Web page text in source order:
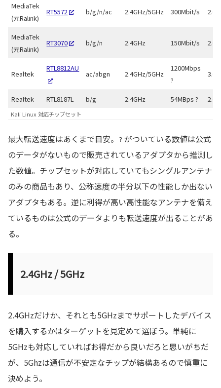
MediaTek
(元Ralink)
RT5572 b/g/n/ac 2.4GHz/5GHz 300Mbit/s 2.0
MediaTek
(元Ralink)
RT3070 b/g/n 2.4GHz 150Mbit/s 2.0
Realtek
RTL8812AU
ac/abgn 2.4GHz/5GHz
1200Mbps
?
3.0
Realtek RTL8187L b/g 2.4GHz 54MBps ? 2.0
Kali Linux 対応チップセット
最大転送速度はあくまで目安。 ? がついている数値は公式
のデータがないもので販売されているアダプタから推測し
た数値。チップセットが対応していてもシングルアンテナ
のみの商品もあり、公称速度の半分以下の性能しか出ない
アダプタもある。逆に利得が高い高性能なアンテナを備え
ているものは公式のデータよりも転送速度が出ることがあ
る。
2.4GHz / 5GHz
2.4GHzだけか、それとも5GHzまでサポートしたデバイス
を購入するかはターゲットを見定めて選ぼう。単純に
5GHzも対応していればお得だから良いだろと思いがちだ
が、5Ghzは通信が不安定なチップが結構あるので慎重に
決めよう。